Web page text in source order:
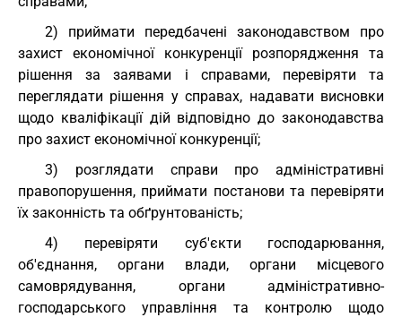
2) приймати передбачені законодавством про
захист економічної конкуренції розпорядження та
рішення за заявами і справами, перевіряти та
переглядати рішення у справах, надавати висновки
щодо кваліфікації дій відповідно до законодавства
про захист економічної конкуренції;
3) розглядати справи про адміністративні
правопорушення, приймати постанови та перевіряти
їх законність та обґрунтованість;
4) перевіряти суб'єкти господарювання,
об'єднання, органи влади, органи місцевого
самоврядування, органи адміністративно-
господарського управління та контролю щодо